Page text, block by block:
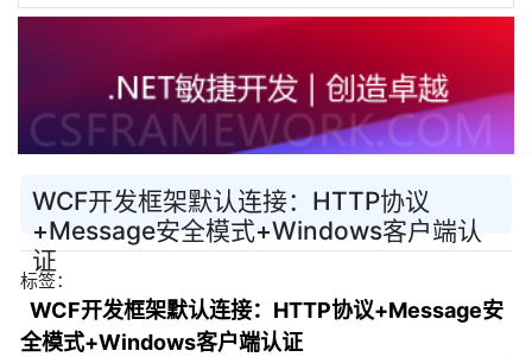
WCF开发框架默认连接：HTTP协议
+Message安全模式+Windows客户端认
证
标签：
WCF开发框架默认连接：HTTP协议+Message安
全模式+Windows客户端认证